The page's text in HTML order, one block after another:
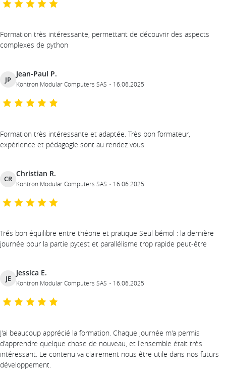
Formation très intéressante, permettant de découvrir des aspects
complexes de python
JP
Jean-Paul P.
Kontron Modular Computers SAS 16.06.2025
Formation très intéressante et adaptée. Très bon formateur,
expérience et pédagogie sont au rendez vous
CR
Christian R.
Kontron Modular Computers SAS 16.06.2025
Trés bon équilibre entre théorie et pratique Seul bémol : la dernière
journée pour la partie pytest et parallélisme trop rapide peut-être
JE
Jessica E.
Kontron Modular Computers SAS 16.06.2025
J'ai beaucoup apprécié la formation. Chaque journée m'a permis
d'apprendre quelque chose de nouveau, et l'ensemble était très
intéressant. Le contenu va clairement nous être utile dans nos futurs
développement.